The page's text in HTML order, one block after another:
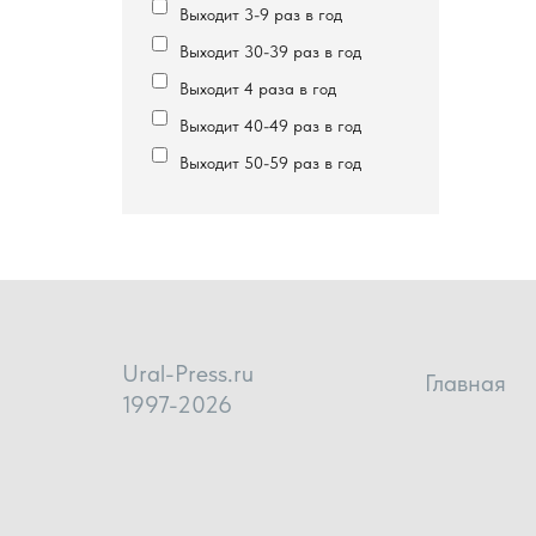
Выходит 3-9 раз в год
Выходит 30-39 раз в год
Выходит 4 раза в год
Выходит 40-49 раз в год
Выходит 50-59 раз в год
Ural-Press.ru
1997-2026
Главная